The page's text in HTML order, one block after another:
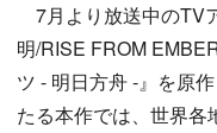
7月より放送中のTV
明/RISE FROM
ツ - 明日方舟 -』を原
たる本作では、世界各